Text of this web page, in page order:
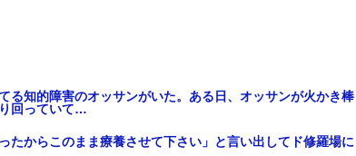
る知的障害のオッサンがいた。ある日、オッサンが火かき棒
回っていて…
たからこのまま療養させて下さい」と言い出してド修羅場に